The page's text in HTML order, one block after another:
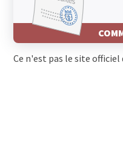
Ce n'est pas le site officiel